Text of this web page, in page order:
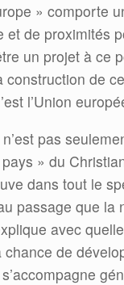
» comporte
et de proximités
un projet à ce
de
l’Union
pas
» du
dans tout le
passage que la
avec
de